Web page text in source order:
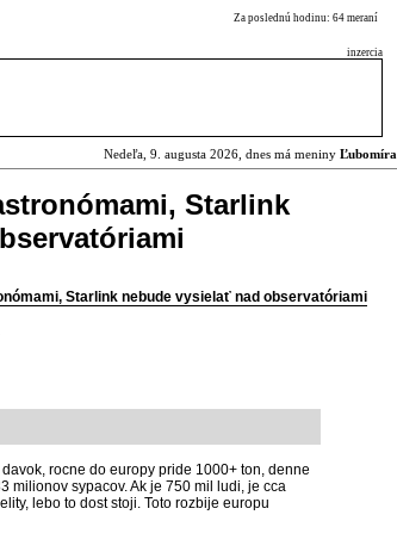
Za poslednú hodinu: 64 meraní
inzercia
Nedeľa, 9. augusta 2026, dnes má meniny Ľubomíra
Starlink
Starlink nebude vysielať nad observatóriami
rocne do europy pride 1000+ ton, denne
milionov sypacov. Ak je 750 mil ludi, je cca
lebo to dost stoji. Toto rozbije europu